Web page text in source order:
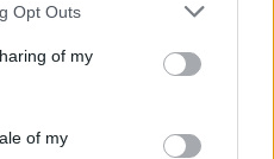
Opt Outs
of my
of my
iz imena Sofija (ili Sofia)
ženska imena – Sonja